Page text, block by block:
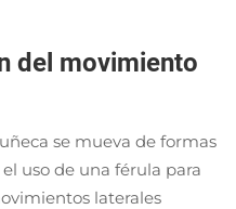
del movimiento
se mueva de formas
uso de una férula para
laterales